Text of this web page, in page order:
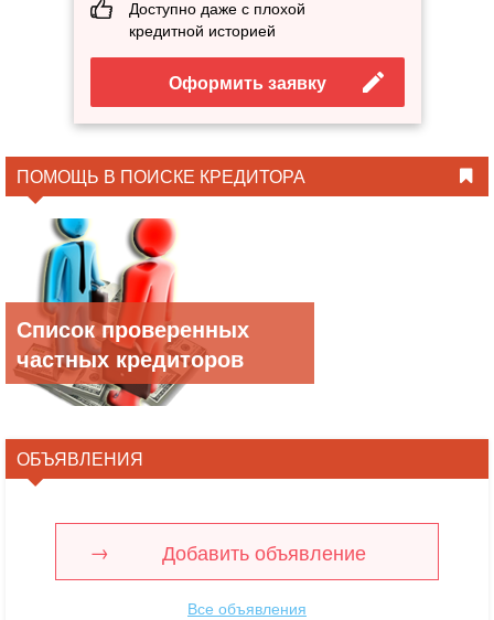
Доступно даже с плохой
кредитной историей
Оформить заявку
ПОМОЩЬ В ПОИСКЕ КРЕДИТОРА
Список проверенных
частных кредиторов
ОБЪЯВЛЕНИЯ
Добавить объявление
Все объявления